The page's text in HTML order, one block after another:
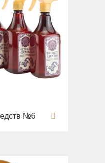
№6